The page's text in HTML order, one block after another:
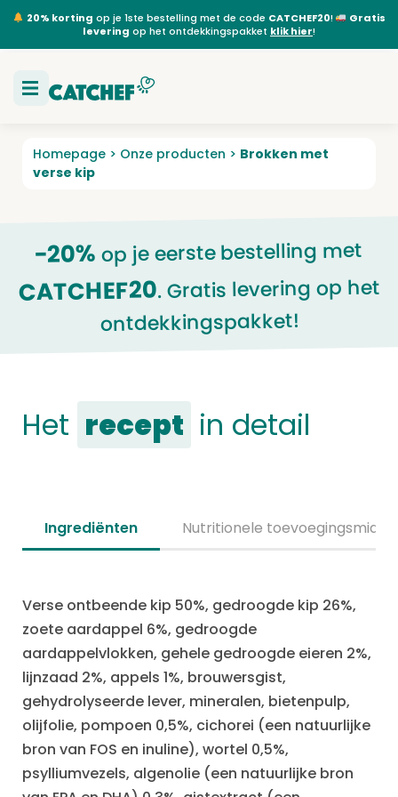
20% korting op je 1ste bestelling met de code CATCHEF20!
Gratis
levering op het ontdekkingspakket klik hier!
Homepage > Onze producten > Brokken met
verse kip
-20%op je eerste bestelling met
CATCHEF20. Gratis levering op het
ontdekkingspakket!
Het recept in detail
Ingrediënten Nutritionele
Verse ontbeende kip 50%, gedroogde kip 26%,
zoete aardappel 6%, gedroogde
aardappelvlokken, gehele gedroogde eieren 2%,
lijnzaad 2%, appels 1%, brouwersgist,
gehydrolyseerde lever, mineralen, bietenpulp,
olijfolie, pompoen 0,5%, cichorei (een natuurlijke
bron van FOS en inuline), wortel 0,5%,
psylliumvezels, algenolie (een natuurlijke bron